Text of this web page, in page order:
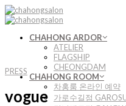
Skip
to
CHAHONG ARDOR
ATELIER
FLAGSHIP
CHEONGDAM
CHAHONG ROOM
차홍룸 온라인 예약
가로수길점
PRESS
vogue